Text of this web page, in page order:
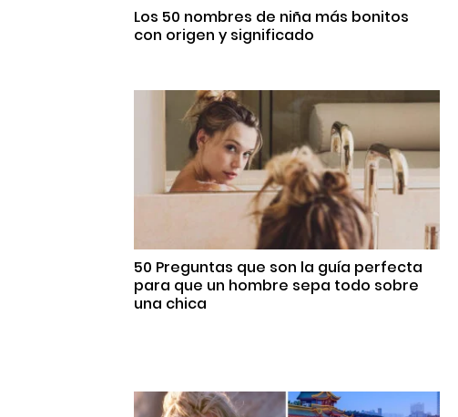
Los 50 nombres de niña más bonitos
con origen y significado
50 Preguntas que son la guía perfecta
para que un hombre sepa todo sobre
una chica